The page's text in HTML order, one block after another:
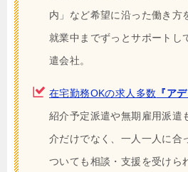
内」など希望に沿った働き方
就業中までずっとサポートし
遣会社。
在宅勤務OKの求人多数 『アデ
紹介予定派遣や無期雇用派遣
介だけでなく、一人一人に合
ついても相談・支援を受けら